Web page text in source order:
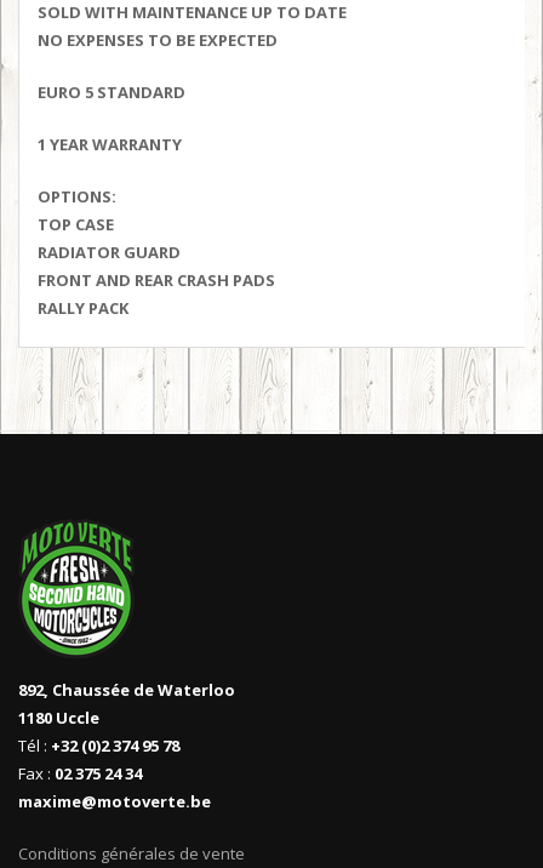
SOLD WITH MAINTENANCE UP TO DATE
NO EXPENSES TO BE EXPECTED
EURO 5 STANDARD
1 YEAR WARRANTY
OPTIONS:
TOP CASE
RADIATOR GUARD
FRONT AND REAR CRASH PADS
RALLY PACK
892, Chaussée de Waterloo
1180 Uccle
Tél : +32 (0)2 374 95 78
Fax : 02 375 24 34
maxime@motoverte.be
Conditions générales de vente